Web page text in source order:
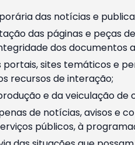
das notícias e
das páginas e peças
dos documentos
sites temáticos e
recursos de interação;
e da veiculação
de notícias, avisos e
públicos, à